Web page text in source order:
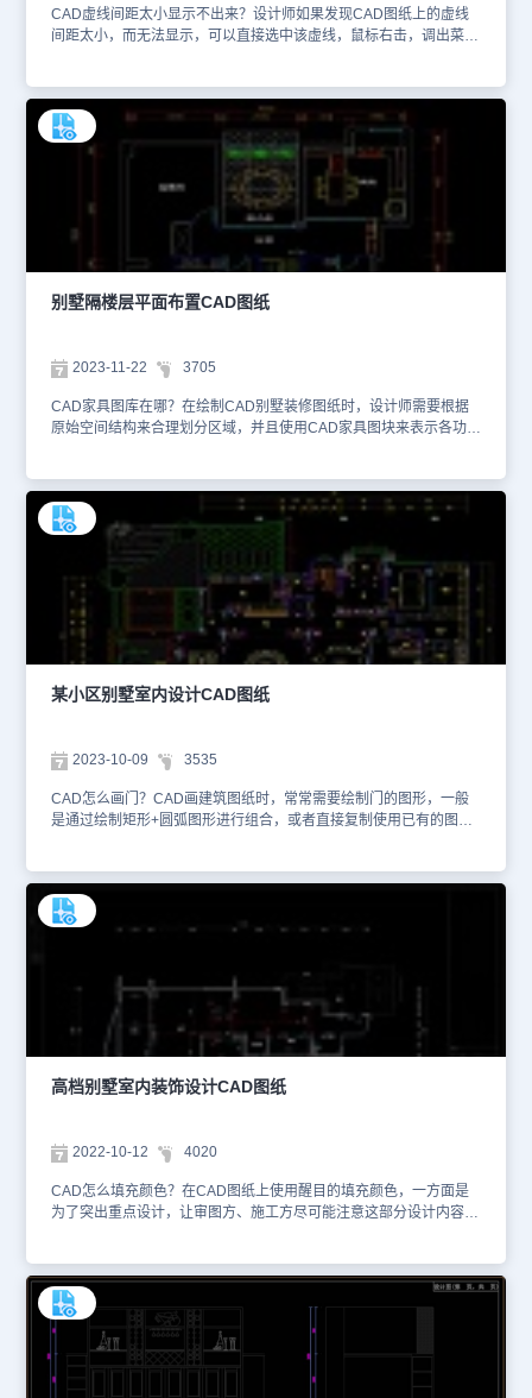
CAD虚线间距太小显示不出来？设计师如果发现CAD图纸上的虚线
间距太小，而无法显示，可以直接选中该虚线，鼠标右击，调出菜
别墅地下层平面设计CAD图纸。该图纸是别墅地下层平面设计图纸，
设计师针对地下层已有空间做了相应的规划设计，如可停放2辆汽车
的车库、种植绿植的花园、健身房、会客室、游戏室等，并且还设置
了楼梯可通往别墅一层。在CAD图纸上，设计师为了让楼梯、电梯、
门窗、墙体等结构更加醒目，将家具、车辆、绿植等室内设计装潢设
计CAD图块都设置为白色。想要查看更多的CAD图纸资源，大家可
以在浩辰CAD官网进行查询。本CAD制图素材仅用于互相学习资
别墅隔楼层平面布置CAD图纸
2023-11-22 3705
CAD家具图库在哪？在绘制CAD别墅装修图纸时，设计师需要根据
原始空间结构来合理划分区域，并且使用CAD家具图块来表示各功能
侧工具箱中点击【图库】—【图库管理】，再点击【常用图库】—
【动态图库】—【家具图库】，找到适用的家具图块后，直接使用即
可。本文件是CAD别墅室内设计资源中、使用CAD软件绘制的别墅
隔楼层平面布置CAD图纸。该图纸主要绘制了别墅隔楼层平面布置图
纸，设计师划分出储藏室、厨房、阳光房、卫生间等功能区域后，使
用厨具、盥洗用具等图块进行表达，便于看图人员理解。确定别墅
CAD设计方案后，装潢企业会根据图纸内容，采购相应的材料（地
砖、地板、墙纸等）及产品（家电、家居物品等）。因此，一定要保
证图纸上的尺寸信息的正确性，避免材料预估错误、家具买错尺寸
等。想要查看更多的CAD图纸资源，大家可以在浩辰CAD官网进行
查询。本CAD制图素材仅用于互相学习资料，请勿商用。
某小区别墅室内设计CAD图纸
2023-10-09 3535
CAD怎么画门？CAD画建筑图纸时，常常需要绘制门的图形，一般
是通过绘制矩形+圆弧图形进行组合，或者直接复制使用已有的图
筑设计】—【门窗】—【门窗】即可。本文件是CAD别墅室内设计资
源中、使用CAD软件绘制的某小区别墅室内设计CAD图纸。该图纸
是某小区别墅室内设计图纸，设计师不仅绘制了客厅、卧室、厨房等
求，设计了四围花园、停车位、围墙等内容。 除了提供CAD门窗命
令外，浩辰CAD建筑还提供了墙体、轴线、屋顶、楼梯等专业设计模
块，帮助设计师快速提高绘图效率。本文仅截取了部分设计图纸信
息，详细的设计方案内容可以在浩辰CAD官网进行检索查找。本
CAD制图素材仅用于互相学习资料，请勿商用。
高档别墅室内装饰设计CAD图纸
2022-10-12 4020
CAD怎么填充颜色？在CAD图纸上使用醒目的填充颜色，一方面是
为了突出重点设计，让审图方、施工方尽可能注意这部分设计内容；
【H】，调出【图案填充和渐变色】对话框进行设置。本文件是CAD
别墅室内设计资源中、使用CAD软件绘制的高档别墅室内装饰设计
CAD图纸。1、下图是高档别墅室内装饰设方案的一楼原始平面图，
主要绘制了别墅原始的墙体结构与空间划分、楼梯窗户等位置，并且
标注了相应的尺寸信息。2、下图是高档别墅室内装饰设方案的一楼
平面布局图，是设计师经过墙体拆分、新建后，重现划分室内空间、